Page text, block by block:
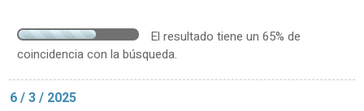
El resultado tiene un 65% de
coincidencia con la búsqueda.
6 / 3 / 2025